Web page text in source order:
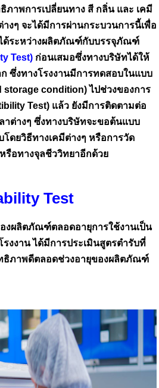
ภาพการเปลี่ยนทาง สี กลิ่น และ เคมี
ๆ จะได้มีการผ่านกระบวนการนี้เพื่อ
ด้ระหว่างผลิตภัณฑ์กับบรรจุภัณฑ์
Test)ก่อนเสมอซึ่งทางบริษัทได้ให้
ซึ่งทางโรงงานมีการทดสอบในแบบ
storage condition) ไปช่วงของการ
Test) แล้ว ยังมีการติดตามต่อ
ลาต่างๆ ซึ่งทางบริษัทจะขอต้นแบบ
ดยวิธีทางเคมีต่างๆ หรือการวัด
รือทางจุลชีววิทยาอีกด้วย
Test
งผลิตภัณฑ์ตลอดอายุการใช้งานเป็น
งงาน ได้มีการประเมินสูตรตำรับที่
ธิภาพดีตลอดช่วงอายุของผลิตภัณฑ์